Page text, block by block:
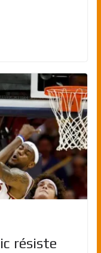
résiste